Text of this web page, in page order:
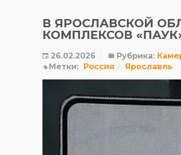
В ЯРОСЛАВСКОЙ
КОМПЛЕКСОВ
26.02.2026 Рубрика:
Метки: Россия Ярославль